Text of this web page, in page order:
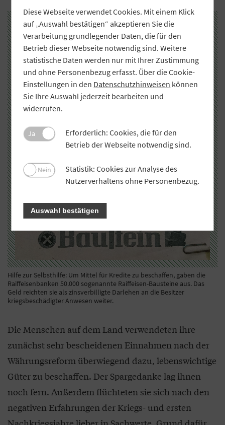
Hilfe zur Selbsthilfe: Um Mittel für Kredite zu beschaffen, gaben die
Raiffeisenbanken 50.000 sogenannte Raiffeisen-Bausteine aus. Das
Geld reichten sie als zinsverbilligte Darlehen an die Besitzer
kriegsbeschädigter Anwesen weiter.
Die Menschen auf dem Land verwendeten ihre
zunächst sehr bescheidenen Einnahmen nach der
Währungsreform überwiegend dazu, lebenswichtige
Güter zu beschaffen. Der Spargedanke lag ihnen
noch fern. Außerdem flüchteten sie sich nach den
negativen Erfahrungen der Kriegs- und ersten
Diese Webseite verwendet Cookies. Mit einem Klick
auf „Auswahl bestätigen“ akzeptieren Sie die
Verarbeitung grundlegender Daten, die für den
Betrieb dieser Webseite notwendig sind. Weitere
statistische Daten werden nur mit Ihrer Zustimmung
und ohne Personenbezug erfasst. Über die Cookie-
Einstellungen in den Datenschutzhinweisen können
Sie Ihre Auswahl jederzeit bearbeiten und
widerrufen.
Ja
Erforderlich: Cookies, die für den
Betrieb der Webseite notwendig sind.
Nein
Statistik: Cookies zur Analyse des
Nutzerverhaltens ohne Personenbezug.
Auswahl bestätigen